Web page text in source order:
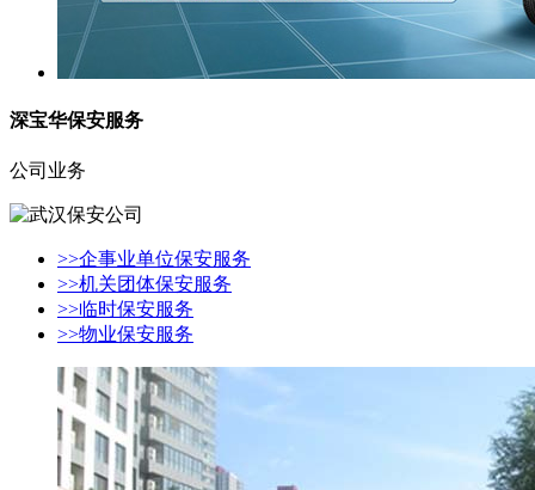
深宝华保安服务
公司业务
>>企事业单位保安服务
>>机关团体保安服务
>>临时保安服务
>>物业保安服务